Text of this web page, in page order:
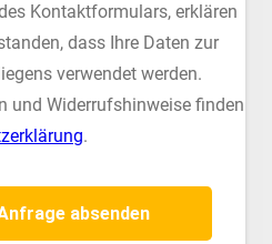
Kontaktformulars, erklären
dass Ihre Daten zur
verwendet werden.
und Widerrufshinweise finden
.